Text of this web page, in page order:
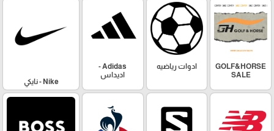
GOLF&HORSE
SALE
ادوات رياضيه
Adidas -
اديداس
Nike - نايكي